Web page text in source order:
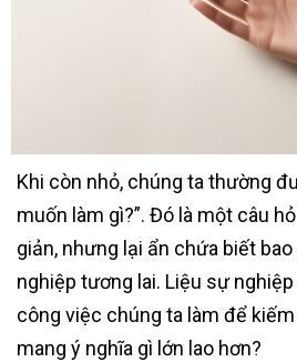
Khi còn nhỏ, chúng ta thường
muốn làm gì?”. Đó là một câu
giản, nhưng lại ẩn chứa biết
nghiệp tương lai. Liệu sự
công việc chúng ta làm để
mang ý nghĩa gì lớn lao hơn?